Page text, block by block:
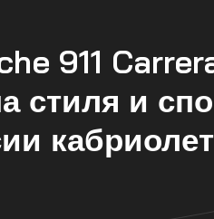
911
стиля и
кабриолет